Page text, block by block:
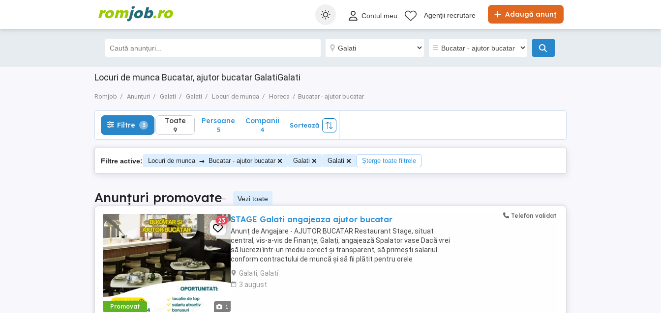
romjob.ro Adaugă anunț
Contul meu Agenții recrutare
Locuri de munca Bucatar, ajutor bucatar GalatiGalati
Romjob Anunțuri Galati Galati Locuri de munca Horeca Bucatar - ajutor bucatar
Filtre 3 Toate
9
Filtre 3 Toate
9
Persoane
5
Companii
4
Sortează
Filtre active: Locuri de munca → Bucatar - ajutor bucatar Galati Galati Șterge toate filtrele
Anunțuri promovate– Vezi toate
Promovat 1
23 STAGE Galati angajeaza ajutor bucatar
Anunț de Angajare - AJUTOR BUCATAR Restaurant Stage, situat
central, vis-a-vis de Finanțe, Galați, angajează Spalator vase Dacă vrei
să lucrezi într-un mediu corect și transparent, să primești salariul
conform contractului de muncă și să fii plătit pentru orele
suplimentare, te invităm să ni te alături! Ce ...
Galati, Galati
3 august
Telefon validat